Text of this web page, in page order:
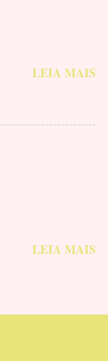
LEIA MAIS
LEIA MAIS